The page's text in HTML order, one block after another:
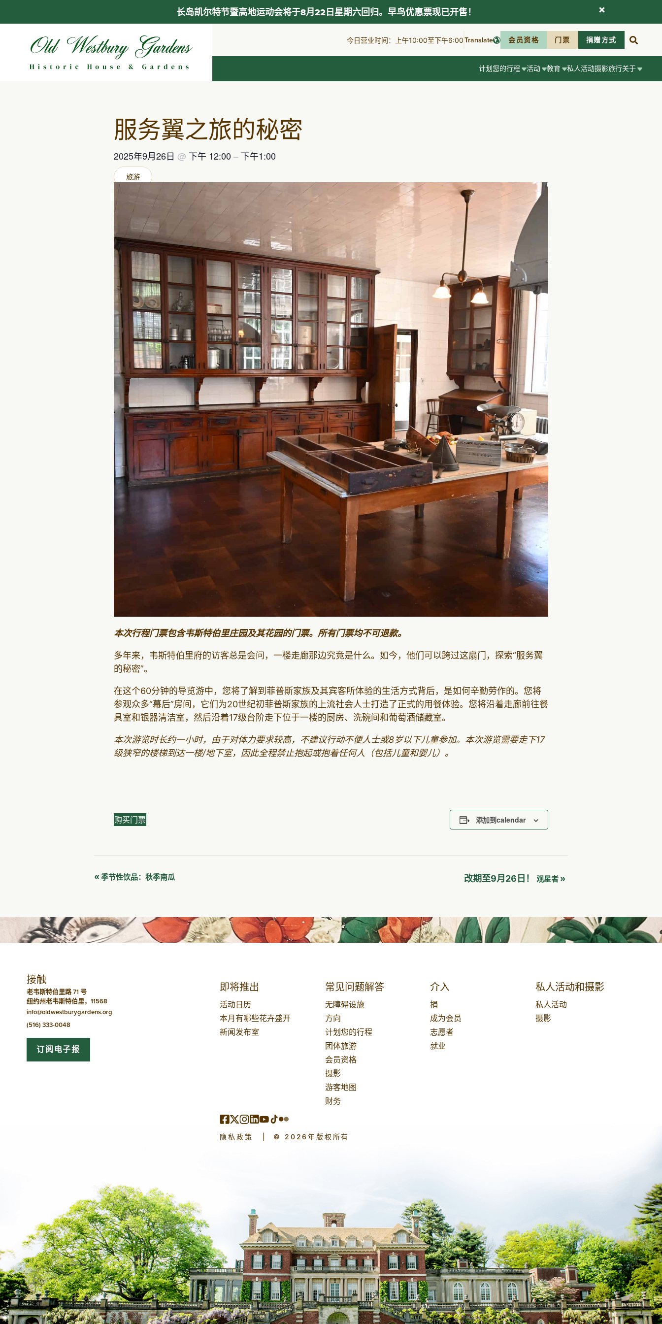
今日营业时间：上午10:00至下午6:00Translate 会员资格 门票 捐赠方式
计划您的行程 活动 教育 私人活动摄影旅行关于
服务翼之旅的秘密
2025年9月26日 @ 下午 12:00 – 下午1:00
旅游
本次行程门票包含韦斯特伯里庄园及其花园的门票。所有门票均不可退款。
多年来，韦斯特伯里府的访客总是会问，一楼走廊那边究竟是什么。如今，他们可以跨过这扇门，探索“服务翼
的秘密”。
在这个60分钟的导览游中，您将了解到菲普斯家族及其宾客所体验的生活方式背后，是如何辛勤劳作的。您将
参观众多“幕后”房间，它们为20世纪初菲普斯家族的上流社会人士打造了正式的用餐体验。您将沿着走廊前往餐
具室和银器清洁室，然后沿着17级台阶走下位于一楼的厨房、洗碗间和葡萄酒储藏室。
本次游览时长约一小时，由于对体力要求较高，不建议行动不便人士或8岁以下儿童参加。本次游览需要走下17
级狭窄的楼梯到达一楼/地下室，因此全程禁止抱起或抱着任何人（包括儿童和婴儿）。
购买门票 添加到calendar
活
导
航
« 季节性饮品：秋季南瓜 改期至9月26日！ 观星者 »
接触
老韦斯特伯里路 71 号
纽约州老韦斯特伯里，11568
info@oldwestburygardens.org
(516) 333-0048
订阅电子报
即将推出
活动日历
本月有哪些花卉盛开
新闻发布室
常见问题解答
无障碍设施
方向
计划您的行程
团体旅游
会员资格
摄影
游客地图
财务
介入
捐
成为会员
志愿者
就业
私人活动和摄影
私人活动
摄影
隐私政策 © 2026年版权所有
长岛凯尔特节暨高地运动会将于8月22日星期六回归。早鸟优惠票现已开售！